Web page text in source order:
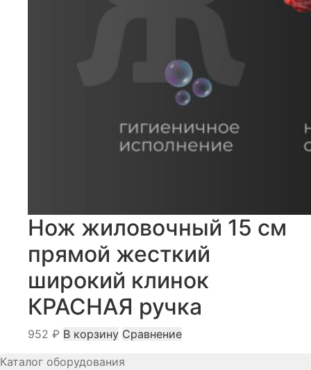
Нож жиловочный 15 см
прямой жесткий
широкий клинок
КРАСНАЯ ручка
952 ₽ В корзину Сравнение
Каталог оборудования